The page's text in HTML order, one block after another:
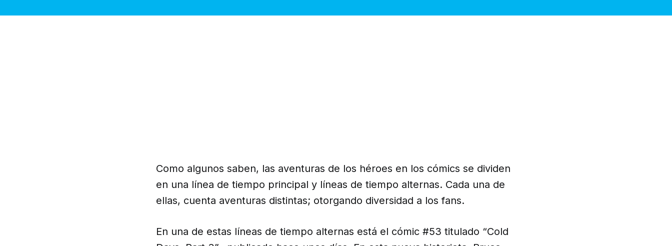
Como algunos saben, las aventuras de los héroes en los cómics se dividen
en una línea de tiempo principal y líneas de tiempo alternas. Cada una de
ellas, cuenta aventuras distintas; otorgando diversidad a los fans.
En una de estas líneas de tiempo alternas está el cómic #53 titulado “Cold